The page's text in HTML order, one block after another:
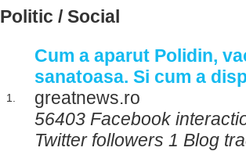
Politic / Social
1.
Cum a aparut Polidin,
sanatoasa. Si cum a
greatnews.ro
56403 Facebook
Twitter followers 1 Blog